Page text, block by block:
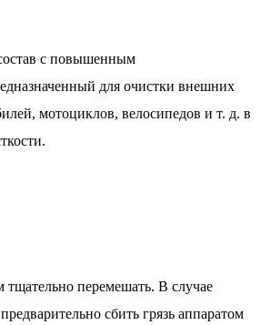
с повышенным
для очистки внешних
мотоциклов, велосипедов и т. д. в
тщательно перемешать. В случае
сбить грязь аппаратом